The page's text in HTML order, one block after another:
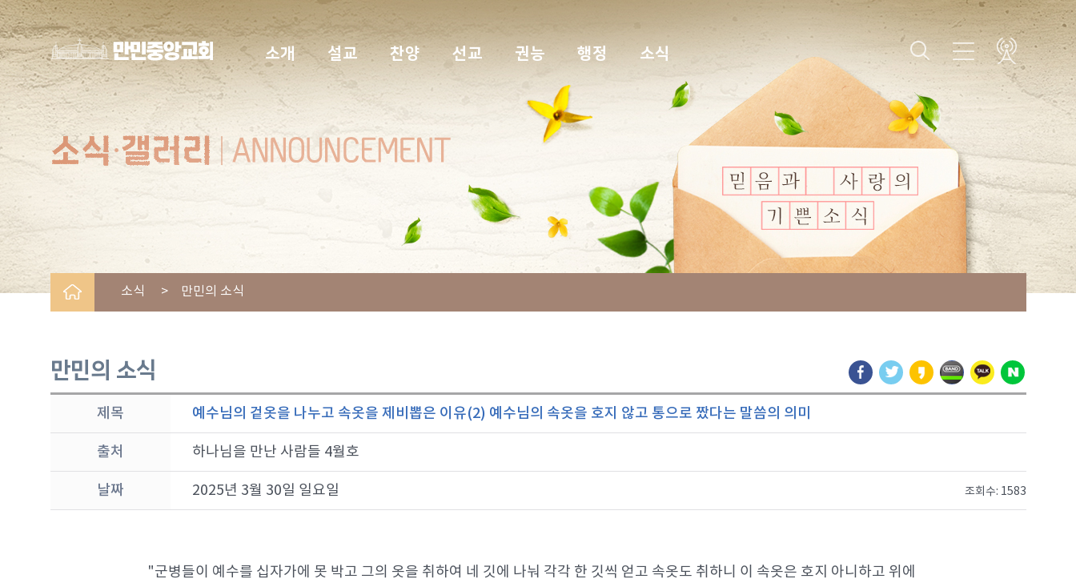
소개 설교 찬양 선교 권능 행정 소식
소식 > 만민의 소식
만민의 소식
제목 예수님의 겉옷을 나누고 속옷을 제비뽑은 이유(2) 예수님의 속옷을 호지 않고 통으로 짰다는 말씀의 의미
출처 하나님을 만난 사람들 4월호
날짜 2025년 3월 30일 일요일 조회수: 1583
"군병들이 예수를 십자가에 못 박고 그의 옷을 취하여 네 깃에 나눠 각각 한 깃씩 얻고 속옷도 취하니 이 속옷은 호지 아니하고 위에